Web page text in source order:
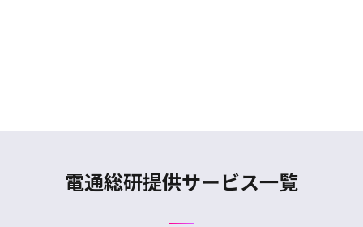
電通総研提供サービス一覧